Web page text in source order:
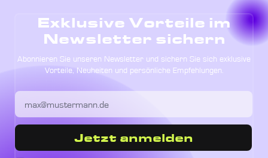
Exklusive Vorteile im
Newsletter sichern
Abonnieren Sie unseren Newsletter und sichern Sie sich exklusive
Vorteile, Neuheiten und persönliche Empfehlungen.
Jetzt anmelden